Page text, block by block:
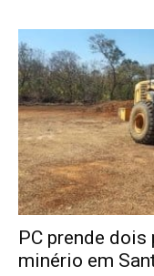
PC prende
minério em